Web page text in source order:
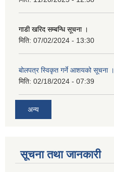
गाडी खरिद सम्बन्धि सूचना ।
मिति: 07/02/2024 - 13:30
बोलपत्र स्विकृत गर्ने आशयको सूचना ।
मिति: 02/18/2024 - 07:39
अन्य
सूचना तथा जानकारी